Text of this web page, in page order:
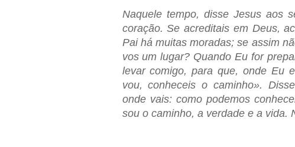
Naquele tempo, disse Jesus aos
coração. Se acreditais em Deus,
Pai há muitas moradas; se assim
vos um lugar? Quando Eu for
levar comigo, para que, onde Eu
vou, conheceis o caminho».
onde vais: como podemos
sou o caminho, a verdade e a vida.